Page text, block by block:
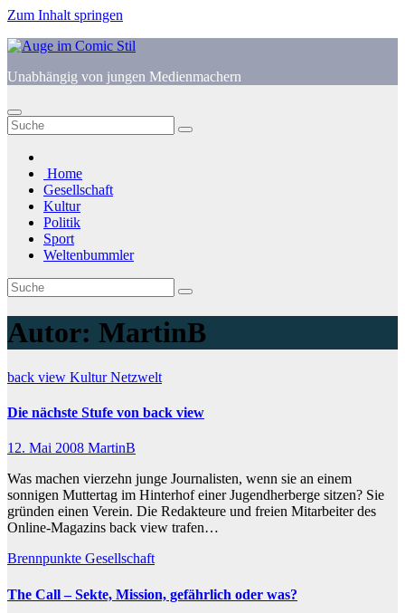
Zum Inhalt springen
Unabhängig von jungen Medienmachern
Home
Gesellschaft
Kultur
Politik
Sport
Weltenbummler
Autor: MartinB
back view KulturNetzwelt
Die nächste Stufe von back view
12. Mai 2008 MartinB
Was machen vierzehn junge Journalisten, wenn sie an einem
sonnigen Muttertag im Hinterhof einer Jugendherberge sitzen? Sie
gründen einen Verein. Die Redakteure und freien Mitarbeiter des
Online-Magazins back view trafen…
Brennpunkte Gesellschaft
The Call – Sekte, Mission, gefährlich oder was?